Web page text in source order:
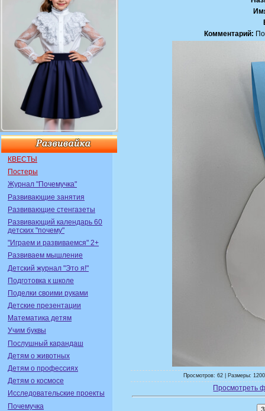
КВЕСТЫ
Постеры
Журнал "Почемучка"
Развивающие занятия
Развивающие стенгазеты
Развивающий календарь 60
детских "почему"
"Играем и развиваемся" 2+
Развиваем мышление
Детский журнал "Это я!"
Подготовка к школе
Поделки своими руками
Детские презентации
Математика детям
Учим буквы
Послушный карандаш
Детям о животных
Детям о профессиях
Детям о космосе
Исследовательские проекты
Почемучка
Комментарий:
Просмотров: 62 | Размеры:
Просмотреть